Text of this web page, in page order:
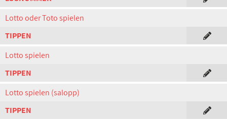
Lotto oder Toto spielen
TIPPEN
Lotto spielen
TIPPEN
Lotto spielen (salopp)
TIPPEN